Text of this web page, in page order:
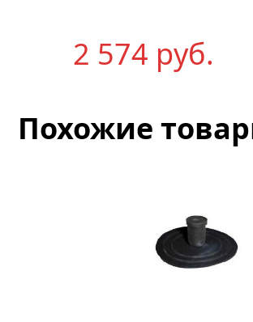
2 574 руб.
Похожие